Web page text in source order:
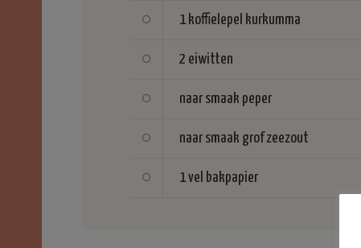
1 koffielepel kurkumma
2 eiwitten
naar smaak peper
naar smaak grof zeezout
1 vel bakpapier